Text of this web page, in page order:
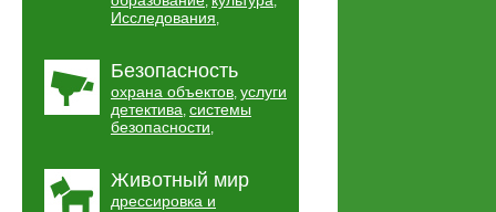
Исследования,
Безопасность
охрана объектов, услуги
детектива, системы
безопасности,
Животный мир
дрессировка и